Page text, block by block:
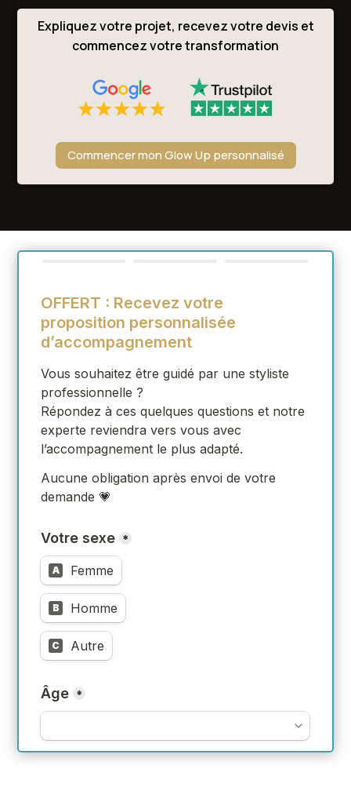
Expliquez votre projet, recevez votre devis et
commencez votre transformation
Commencer mon Glow Up personnalisé